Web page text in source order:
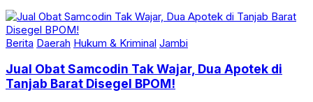
Berita Daerah Hukum & Kriminal Jambi
Jual Obat Samcodin Tak Wajar, Dua Apotek di
Tanjab Barat Disegel BPOM!